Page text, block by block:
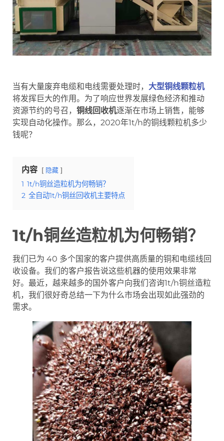
当有大量废弃电缆和电线需要处理时， 大型铜线颗粒机
将发挥巨大的作用。为了响应世界发展绿色经济和推动
资源节约的号召， 铜线回收机逐渐在市场上销售，能够
实现自动化操作。那么，2020年1t/h的铜线颗粒机多少
钱呢？
内容 隐藏
1 1t/h铜丝造粒机为何畅销？
2 全自动1t/h铜丝回收机主要特点
1t/h铜丝造粒机为何畅销？
我们已为 40 多个国家的客户提供高质量的铜和电缆线回
收设备。我们的客户报告说这些机器的使用效果非常
好。最近，越来越多的国外客户向我们咨询1t/h铜丝造粒
机，我们很好奇总结一下为什么市场会出现如此强劲的
需求。